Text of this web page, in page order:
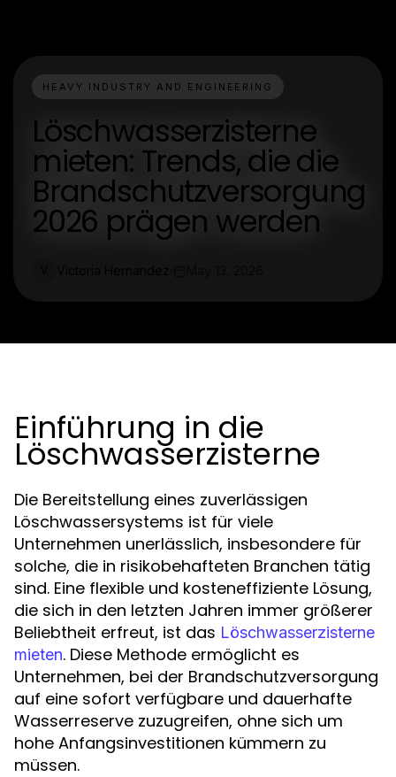
HEAVY INDUSTRY AND ENGINEERING
Löschwasserzisterne
mieten: Trends, die die
Brandschutzversorgung
2026 prägen werden
Einführung in die
Löschwasserzisterne
Die Bereitstellung eines zuverlässigen
Löschwassersystems ist für viele
Unternehmen unerlässlich, insbesondere für
solche, die in risikobehafteten Branchen tätig
sind. Eine flexible und kosteneffiziente Lösung,
die sich in den letzten Jahren immer größerer
Beliebtheit erfreut, ist das Löschwasserzisterne
mieten. Diese Methode ermöglicht es
Unternehmen, bei der Brandschutzversorgung
auf eine sofort verfügbare und dauerhafte
Wasserreserve zuzugreifen, ohne sich um
hohe Anfangsinvestitionen kümmern zu
müssen.